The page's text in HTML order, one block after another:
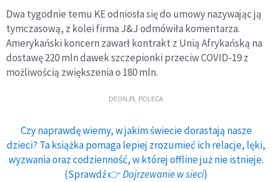
Dwa tygodnie temu KE odniosła się do umowy nazywając ją
tymczasową, z kolei firma J&J odmówiła komentarza.
Amerykański koncern zawarł kontrakt z Unią Afrykańską na
dostawę 220 mln dawek szczepionki przeciw COVID-19 z
możliwością zwiększenia o 180 mln.
DEON.PL POLECA
Czy naprawdę wiemy, w jakim świecie dorastają nasze
dzieci? Ta książka pomaga lepiej zrozumieć ich relacje, lęki,
wyzwania oraz codzienność, w której offline już nie istnieje.
(Sprawdź 👉Dojrzewanie w sieci)